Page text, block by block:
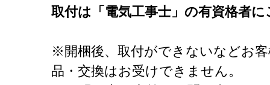
取付は「電気工事士」の有資格者
※開梱後、取付ができないなどお
品・交換はお受けできません。